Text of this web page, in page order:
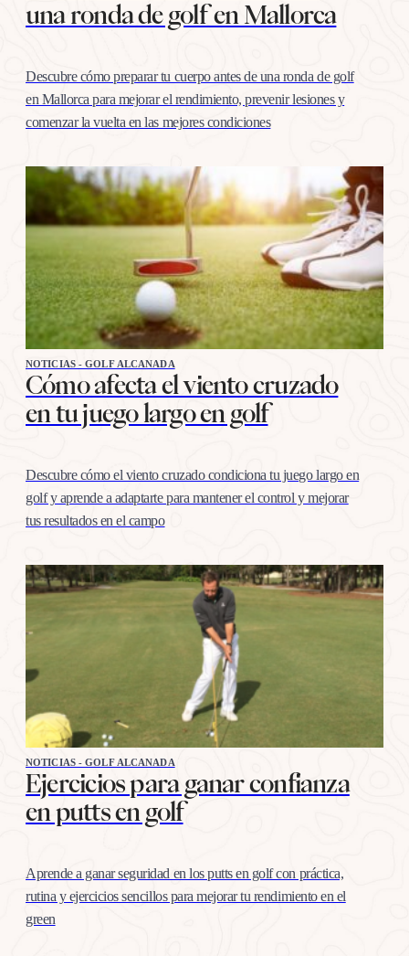
una ronda de golf en Mallorca
Descubre cómo preparar tu cuerpo antes de una ronda de golf
en Mallorca para mejorar el rendimiento, prevenir lesiones y
comenzar la vuelta en las mejores condiciones
NOTICIAS - GOLF ALCANADA
Cómo afecta el viento cruzado
en tu juego largo en golf
Descubre cómo el viento cruzado condiciona tu juego largo en
golf y aprende a adaptarte para mantener el control y mejorar
tus resultados en el campo
NOTICIAS - GOLF ALCANADA
Ejercicios para ganar confianza
en putts en golf
Aprende a ganar seguridad en los putts en golf con práctica,
rutina y ejercicios sencillos para mejorar tu rendimiento en el
green